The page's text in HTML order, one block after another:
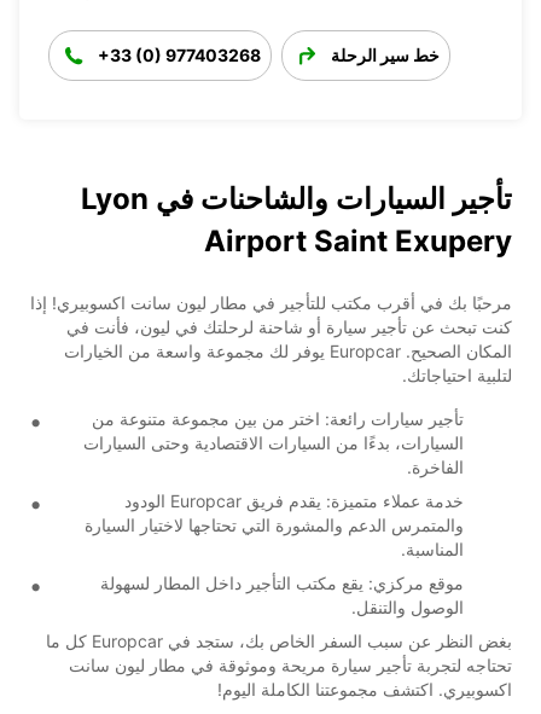
+33 (0) 977403268 خط سير الرحلة
تأجير السيارات والشاحنات في Lyon
Airport Saint Exupery
مرحبًا بك في أقرب مكتب للتأجير في مطار ليون سانت اكسوبيري! إذا
كنت تبحث عن تأجير سيارة أو شاحنة لرحلتك في ليون، فأنت في
المكان الصحيح. Europcar يوفر لك مجموعة واسعة من الخيارات
لتلبية احتياجاتك.
تأجير سيارات رائعة: اختر من بين مجموعة متنوعة من
السيارات، بدءًا من السيارات الاقتصادية وحتى السيارات
الفاخرة.
خدمة عملاء متميزة: يقدم فريق Europcar الودود
والمتمرس الدعم والمشورة التي تحتاجها لاختيار السيارة
المناسبة.
موقع مركزي: يقع مكتب التأجير داخل المطار لسهولة
الوصول والتنقل.
بغض النظر عن سبب السفر الخاص بك، ستجد في Europcar كل ما
تحتاجه لتجربة تأجير سيارة مريحة وموثوقة في مطار ليون سانت
اكسوبيري. اكتشف مجموعتنا الكاملة اليوم!